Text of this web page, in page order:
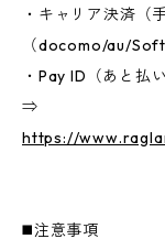
・キャリア決済（
（docomo/au/
・Pay ID（あと払
⇒
https://
◼️注意事項